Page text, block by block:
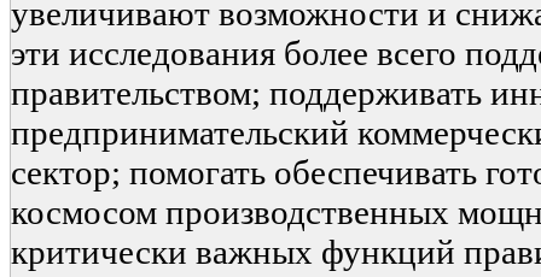
увеличивают возможности и
эти исследования более всего
правительством; поддерживать
предпринимательский
сектор; помогать обеспечивать
космосом производственных
критически важных функций